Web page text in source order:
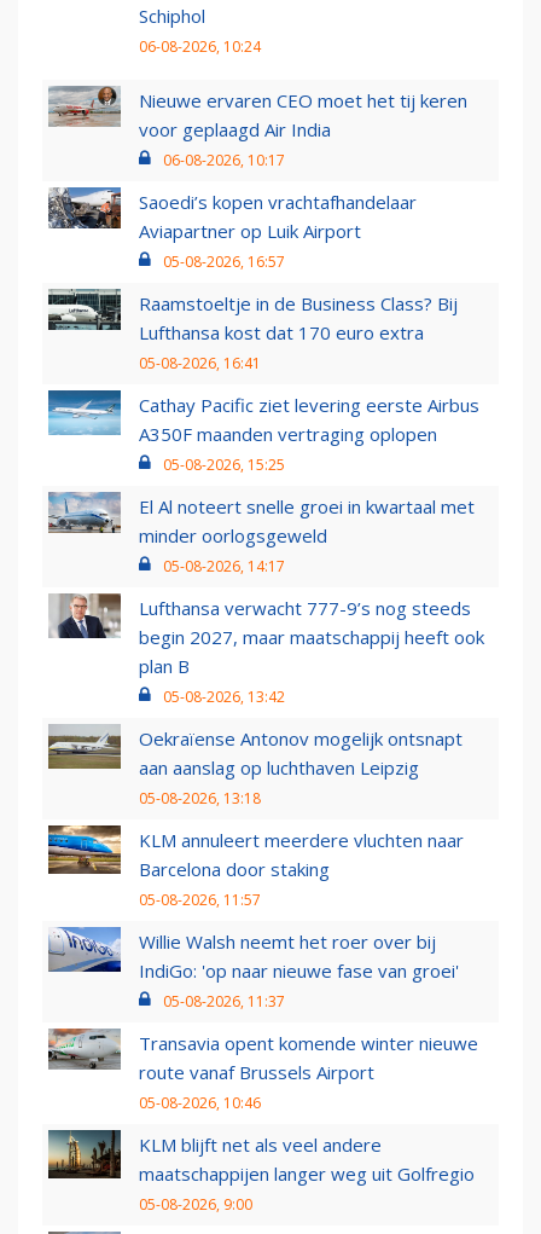
Schiphol
06-08-2026, 10:24
Nieuwe ervaren CEO moet het tij keren
voor geplaagd Air India
06-08-2026, 10:17
Saoedi’s kopen vrachtafhandelaar
Aviapartner op Luik Airport
05-08-2026, 16:57
Raamstoeltje in de Business Class? Bij
Lufthansa kost dat 170 euro extra
05-08-2026, 16:41
Cathay Pacific ziet levering eerste Airbus
A350F maanden vertraging oplopen
05-08-2026, 15:25
El Al noteert snelle groei in kwartaal met
minder oorlogsgeweld
05-08-2026, 14:17
Lufthansa verwacht 777-9’s nog steeds
begin 2027, maar maatschappij heeft ook
plan B
05-08-2026, 13:42
Oekraïense Antonov mogelijk ontsnapt
aan aanslag op luchthaven Leipzig
05-08-2026, 13:18
KLM annuleert meerdere vluchten naar
Barcelona door staking
05-08-2026, 11:57
Willie Walsh neemt het roer over bij
IndiGo: 'op naar nieuwe fase van groei'
05-08-2026, 11:37
Transavia opent komende winter nieuwe
route vanaf Brussels Airport
05-08-2026, 10:46
KLM blijft net als veel andere
maatschappijen langer weg uit Golfregio
05-08-2026, 9:00